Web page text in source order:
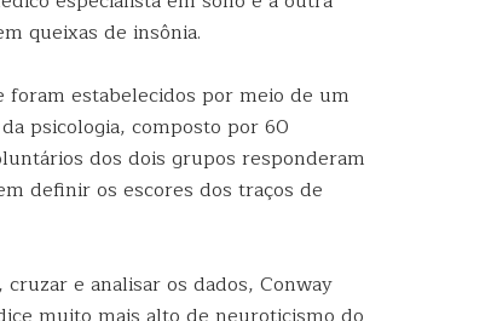
queixas de insônia.
estabelecidos por meio de um
psicologia, composto por 60
dos dois grupos responderam
definir os escores dos traços de
e analisar os dados, Conway